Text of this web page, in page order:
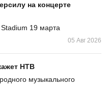
на концерте
19 марта
05 Авг 2026
НТВ
музыкального